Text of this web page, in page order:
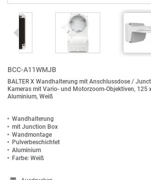
BCC-A11WMJB
BALTER X Wandhalterung mit Anschlussdose /
Kameras mit Vario- und Motorzoom-Objektiven, 125
Aluminium, Weiß
Wandhalterung
mit Junction Box
Wandmontage
Pulverbeschichtet
Aluminium
Farbe: Weiß